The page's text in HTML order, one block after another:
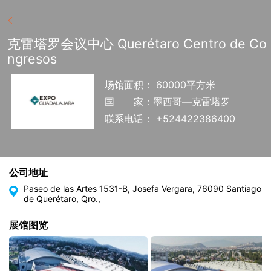
克雷塔罗会议中心 Querétaro Centro de Co
ngresos
场馆面积： 60000平方米
国
家：墨西哥—克雷塔罗
联系电话： +524422386400
公司地址
Paseo de las Artes 1531-B, Josefa Vergara, 76090 Santiago
de Querétaro, Qro.,
展馆图览